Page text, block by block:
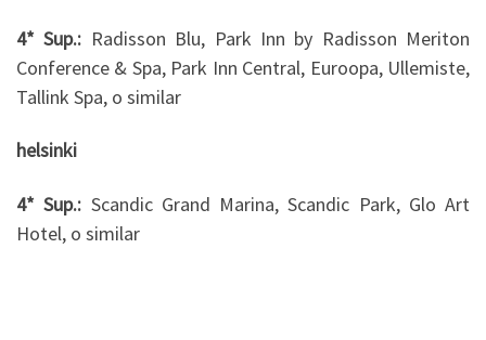
4* Sup.: Radisson Blu, Park Inn by Radisson Meriton
Conference & Spa, Park Inn Central, Euroopa, Ullemiste,
Tallink Spa, o similar
helsinki
4* Sup.: Scandic Grand Marina, Scandic Park, Glo Art
Hotel, o similar